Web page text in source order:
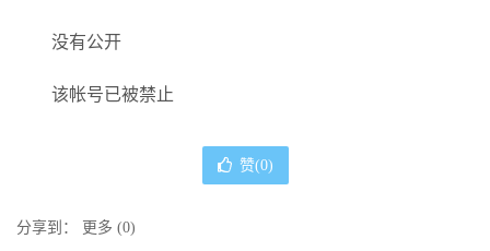
没有公开
该帐号已被禁止
赞(0)
分享到： 更多 (0)